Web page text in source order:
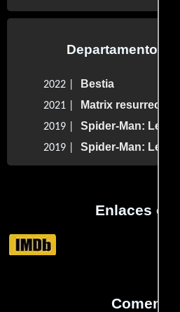
Departamento de
2022 | Bestia
2021 | Matrix
2019 | Spider-Man: Lejos
2019 | Spider-Man: Lejos
Enlaces